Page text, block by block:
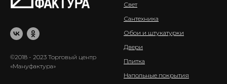
©2018 - 2023 Торговый центр
«Мануфактура»
Свет
Сантехника
Обои и штукатурки
Двери
Плитка
Напольные покрытия